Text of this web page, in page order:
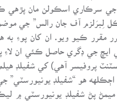
لِبرَلزم آف جان رالس” جي
ڪيو ويو. ان کان پوءِ به
جي فلسفي واري نظرئي تي تحقيق ڪري 2013ع
پروفيسر آهي) کي شفيلڊ
هو “شفيلڊ يونيورسٽي”
پڻ شفيلڊ يونيورسٽي ۾